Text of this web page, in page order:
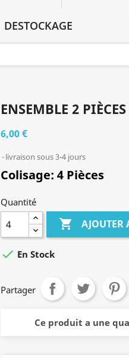
DESTOCKAGE
ENSEMBLE 2
6,00 €
livraison sous 3-4 jours
Colisage: 4 Pièces
Quantité
 AJOUTER
 En Stock
Partager
Ce produit a une